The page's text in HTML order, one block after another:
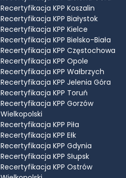
Recertyfikacja KPP Koszalin
Recertyfikacja KPP Białystok
Recertyfikacja KPP Kielce
Recertyfikacja KPP Bielsko-Biała
Recertyfikacja KPP Częstochowa
Recertyfikacja KPP Opole
Recertyfikacja KPP Wałbrzych
Recertyfikacja KPP Jelenia Góra
Recertyfikacja KPP Toruń
Recertyfikacja KPP Gorzów
Wielkopolski
Recertyfikacja KPP Piła
Recertyfikacja KPP Ełk
Recertyfikacja KPP Gdynia
Recertyfikacja KPP Słupsk
Recertyfikacja KPP Ostrów